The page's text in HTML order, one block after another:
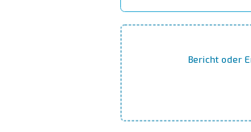
Bericht oder